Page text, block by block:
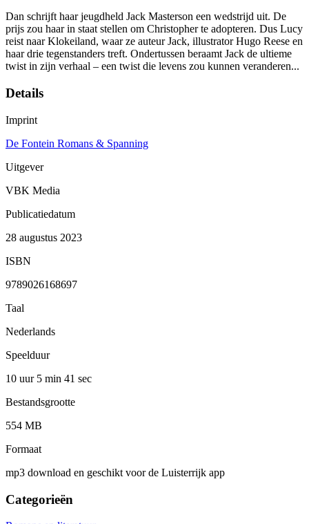
Dan schrijft haar jeugdheld Jack Masterson een wedstrijd uit. De
prijs zou haar in staat stellen om Christopher te adopteren. Dus Lucy
reist naar Klokeiland, waar ze auteur Jack, illustrator Hugo Reese en
haar drie tegenstanders treft. Ondertussen beraamt Jack de ultieme
twist in zijn verhaal – een twist die levens zou kunnen veranderen...
Details
Imprint
De Fontein Romans & Spanning
Uitgever
VBK Media
Publicatiedatum
28 augustus 2023
ISBN
9789026168697
Taal
Nederlands
Speelduur
10 uur 5 min 41 sec
Bestandsgrootte
554 MB
Formaat
mp3 download en geschikt voor de Luisterrijk app
Categorieën